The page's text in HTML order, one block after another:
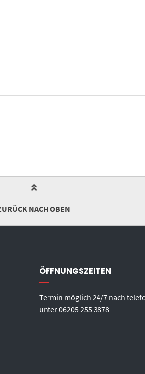
NACH OBEN
ÖFFNUNGSZEITEN
Termin möglich 24/7 nach
unter06205 255 3878